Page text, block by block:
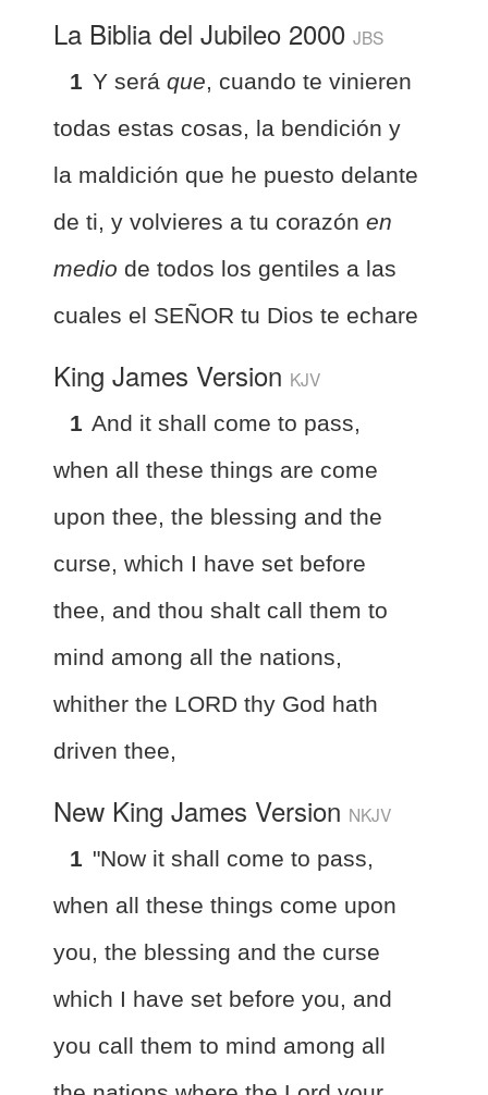
La Biblia del Jubileo 2000 JBS
1 Y será que, cuando te vinieren
todas estas cosas, la bendición y
la maldición que he puesto delante
de ti, y volvieres a tu corazón en
medio de todos los gentiles a las
cuales el SEÑOR tu Dios te echare
King James Version KJV
1 And it shall come to pass,
when all these things are come
upon thee, the blessing and the
curse, which I have set before
thee, and thou shalt call them to
mind among all the nations,
whither the LORD thy God hath
driven thee,
New King James Version NKJV
1 "Now it shall come to pass,
when all these things come upon
you, the blessing and the curse
which I have set before you, and
you call them to mind among all